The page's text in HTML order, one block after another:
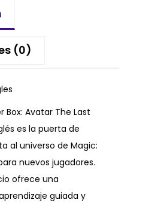
(0)
Box: Avatar The Last
es la puerta de
al universo de Magic:
nuevos jugadores.
ofrece una
guiada y